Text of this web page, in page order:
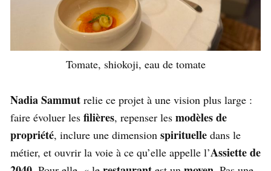
Tomate, shiokoji, eau de tomate
Nadia Sammut relie ce projet à une vision plus large :
faire évoluer les filières, repenser les modèles de
propriété, inclure une dimension spirituelle dans le
métier, et ouvrir la voie à ce qu’elle appelle l’Assiette de